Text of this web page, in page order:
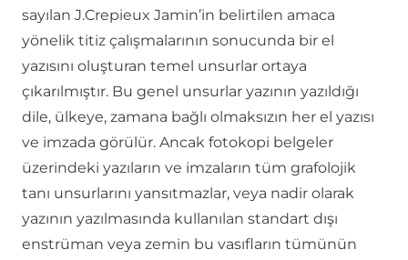
sayılan J.Crepieux Jamin’in belirtilen amaca
yönelik titiz çalışmalarının sonucunda bir el
yazısını oluşturan temel unsurlar ortaya
çıkarılmıştır. Bu genel unsurlar yazının yazıldığı
dile, ülkeye, zamana bağlı olmaksızın her el yazısı
ve imzada görülür. Ancak fotokopi belgeler
üzerindeki yazıların ve imzaların tüm grafolojik
tanı unsurlarını yansıtmazlar, veya nadir olarak
yazının yazılmasında kullanılan standart dışı
enstrüman veya zemin bu vasıfların tümünün